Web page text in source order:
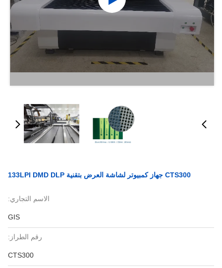
CTS300 جهاز كمبيوتر لشاشة العرض بتقنية 133LPI DMD DLP
الاسم التجاري:
GIS
رقم الطراز:
CTS300